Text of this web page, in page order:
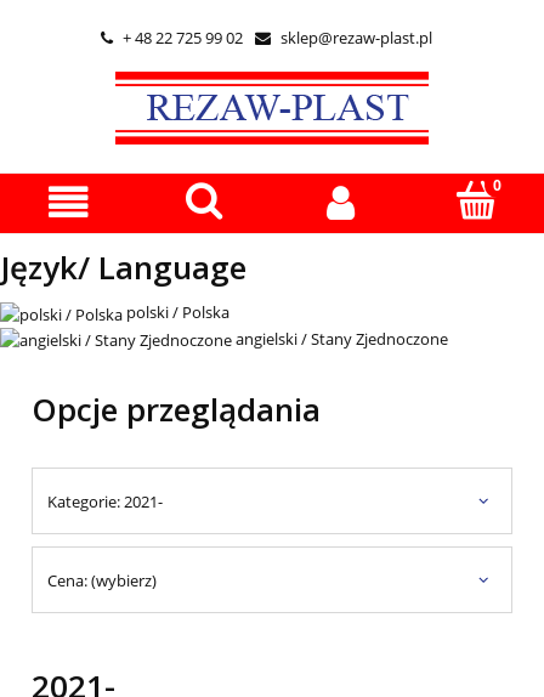
 + 48 22 725 99 02  sklep@rezaw-plast.pl
Język/ Language
polski / Polska
angielski / Stany Zjednoczone
Opcje przeglądania
Kategorie: 2021-
Cena: (wybierz)
2021-